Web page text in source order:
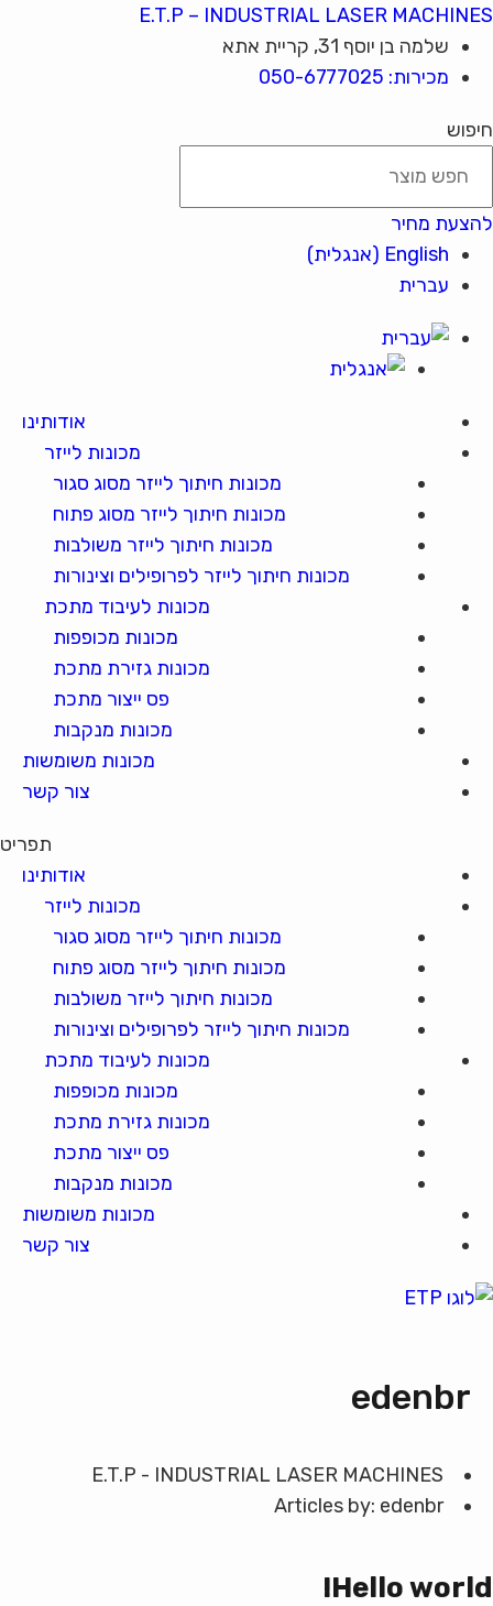
E.T.P – INDUSTRIAL LASER MACHINES
שלמה בן יוסף 31, קריית אתא
מכירות: 050-6777025
חיפוש
להצעת מחיר
English
(אנגלית)
עברית
אודותינו
מכונות לייזר
מכונות חיתוך לייזר מסוג סגור
מכונות חיתוך לייזר מסוג פתוח
מכונות חיתוך לייזר משולבות
מכונות חיתוך לייזר לפרופילים וצינורות
מכונות לעיבוד מתכת
מכונות מכופפות
מכונות גזירת מתכת
פס ייצור מתכת
מכונות מנקבות
מכונות משומשות
צור קשר
תפריט
אודותינו
מכונות לייזר
מכונות חיתוך לייזר מסוג סגור
מכונות חיתוך לייזר מסוג פתוח
מכונות חיתוך לייזר משולבות
מכונות חיתוך לייזר לפרופילים וצינורות
מכונות לעיבוד מתכת
מכונות מכופפות
מכונות גזירת מתכת
פס ייצור מתכת
מכונות מנקבות
מכונות משומשות
צור קשר
edenbr
E.T.P - INDUSTRIAL LASER MACHINES
Articles by: edenbr
Hello world!